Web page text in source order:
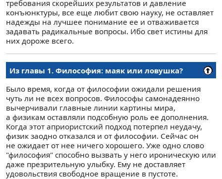
требования скорейших результатов и давление
конъюнктуры, все еще любит свою науку, не оставляет
надежды на лучшее понимание ее и отваживается
задавать радикальные вопросы. Ибо свет истины для
них дороже всего.
Из главы 1. Философия: маяк или ловушка?
Было время, когда от философии ожидали решения
чуть ли не всех вопросов. Философы самонадеянно
вычерчивали главные линии картины мира,
а физикам оставляли подсобную роль ее дополнения.
Когда этот априористский подход потерпел неудачу,
физик заодно отказался и от философии. Сейчас он
не ожидает от нее ничего хорошего. Уже одно слово
"философия" способно вызвать у него ироническую или
даже презрительную улыбку. Ему не доставляет
удовольствия свободное вращение в пустоте.